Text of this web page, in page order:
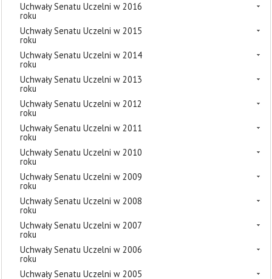
Uchwały Senatu Uczelni w 2016
roku
Uchwały Senatu Uczelni w 2015
roku
Uchwały Senatu Uczelni w 2014
roku
Uchwały Senatu Uczelni w 2013
roku
Uchwały Senatu Uczelni w 2012
roku
Uchwały Senatu Uczelni w 2011
roku
Uchwały Senatu Uczelni w 2010
roku
Uchwały Senatu Uczelni w 2009
roku
Uchwały Senatu Uczelni w 2008
roku
Uchwały Senatu Uczelni w 2007
roku
Uchwały Senatu Uczelni w 2006
roku
Uchwały Senatu Uczelni w 2005